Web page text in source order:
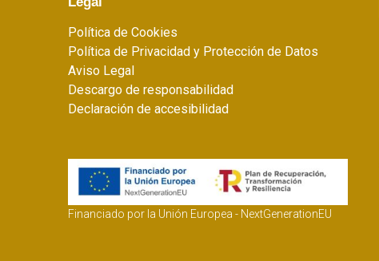
Política de Cookies
Política de Privacidad y Protección de Datos
Aviso Legal
Descargo de responsabilidad
Declaración de accesibilidad
Financiado por la Unión Europea - NextGenerationEU